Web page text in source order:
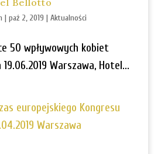
Bellotto
| paź 2, 2019 | Aktualności
50 wpływowych kobiet
Warszawa, Hotel...